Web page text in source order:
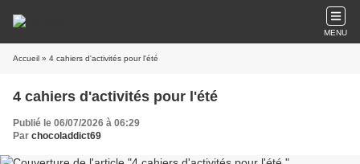
MENU
Accueil » 4 cahiers d'activités pour l'été
4 cahiers d'activités pour l'été
Publié le 06/07/2026 à 06:29
Par chocoladdict69